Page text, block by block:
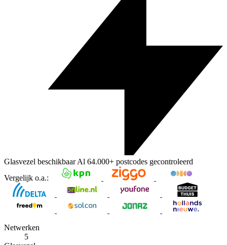
Glasvezel beschikbaarAl 64.000+ postcodes gecontroleerd
Vergelijk o.a.:
Netwerken
5